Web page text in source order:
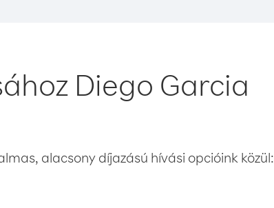
Diego Garcia
alacsony díjazású hívási opcióink közül: